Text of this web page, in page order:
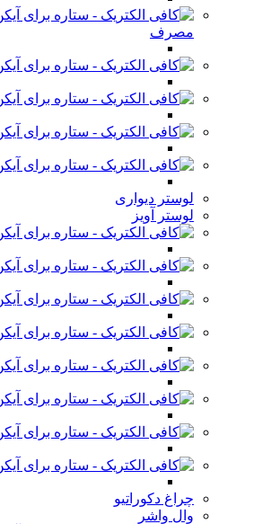
مصرف
لوستر دیواری
لوستر آویز
چراغ دکوراتیو
وال واشر